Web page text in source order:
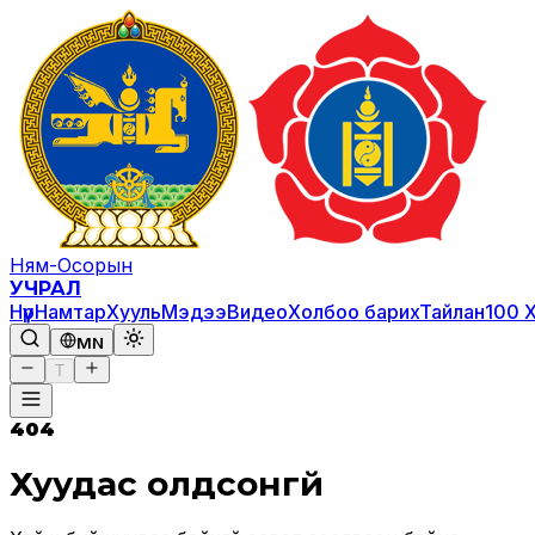
Ням-Осорын
УЧРАЛ
НүүрНамтарХуульМэдээВидеоХолбоо барихТайлан100
MN
T
404
Хуудас олдсонгүй